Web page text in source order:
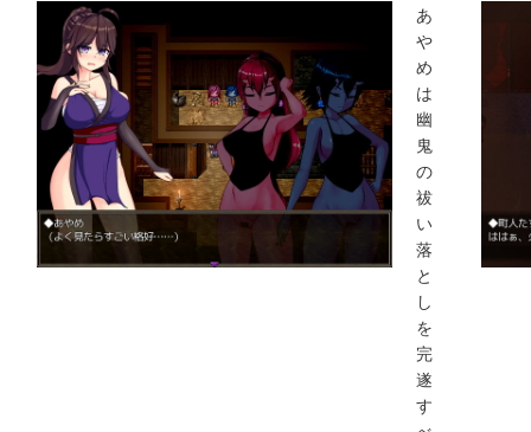
あ
や
め
は
幽
鬼
の
祓
い
落
と
し
を
完
遂
す